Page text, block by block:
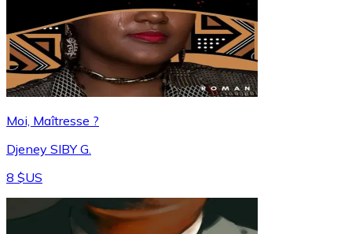
Moi, Maîtresse ?
Djeney SIBY G.
8 $US